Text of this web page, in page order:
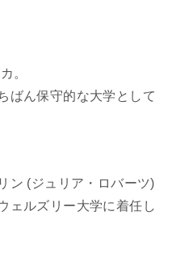
。
ばん保守的な大学として
ン (ジュリア・ロバーツ)
ェルズリー大学に着任し